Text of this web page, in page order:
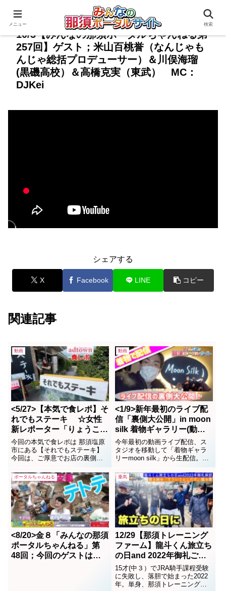
10/3【みんなの那須ポータルちゃんねる第
257回】ゲスト；米山百桃誉（なんじゃも
んじゃ総括プロデューサー）＆川俣海瑠
(黒磯高校）＆高橋克実（東武） MC：
DJKei
シェアする
X Facebook LINE コピー
関連記事
動画
<5/27>【本気で食レポ】そ
れでもステーキ ☆女性
新レポーター「りょうこ
丸」の参戦で、お届けしま
す。
今回の本気で食レポは 那須塩原
市にある【それでもステーキ】
今回は、ご厚意でお店の裏側ま
ろまで取材させていただきまし
た。社長の熱い思いと明るい人
柄もあり、人が集まってくるお
店です。肉といったら『それで
もステーキ』です。皆さんも是
非いってみてください。また...
動画
<1/9>新年最初のライブ配
信「裏側大公開」in moon
silk 着物ギャラリー(動
画）
今年最初の動画ライブ配信、ス
タジオを移動して「着物ギャラ
リーmoon silk」から生配信。コ
裏を、放送準備から放送終了後
までMCのマッシーこと益子晴貴
目線で作ってみました。まっし
ぃVlog2021年1月8日の配信は新
年最初という事で着物ギャラリ
ーmo...
ポータルちゃんねる
<8/20>金８「みんなの那須
ポータルちゃんねる」第
48回；今回のゲストは、
乗馬
12/29【那須トレーニング
ファーム】龍斗くん旅立ち
の日and 2022年御礼ご挨
拶へいいトコ撮り。「4年
後のJRA騎手デビューへ
「飛翔する龍斗」！！
15才(中３）でJRA騎手課程受験
に失敗し、落胆で始まった2022
年。単身、那須トレーニングフ
メニュー 検索